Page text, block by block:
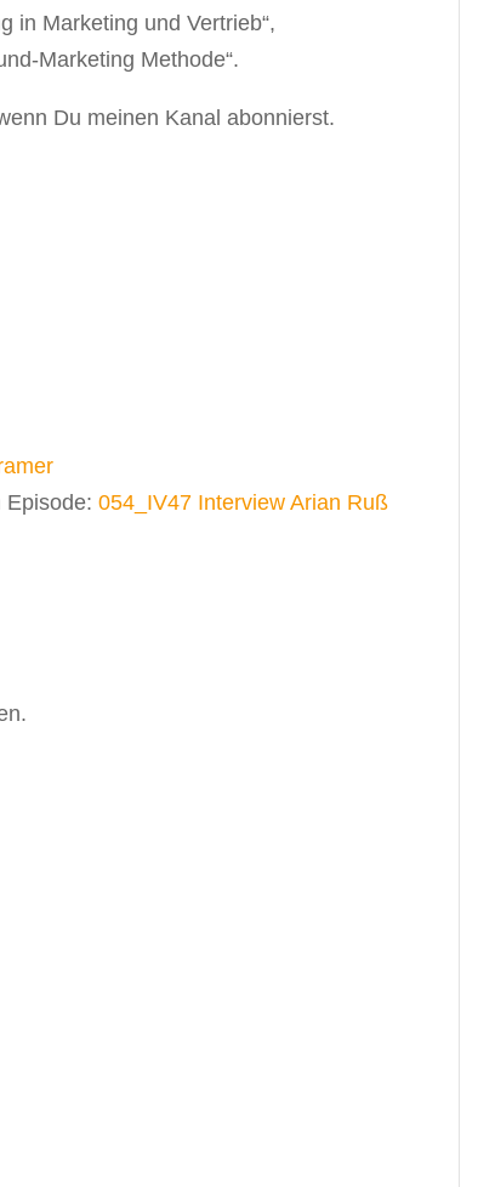
in Marketing und Vertrieb“,
Marketing Methode“.
Du meinen Kanal abonnierst.
Episode:054_IV47 Interview Arian Ruß